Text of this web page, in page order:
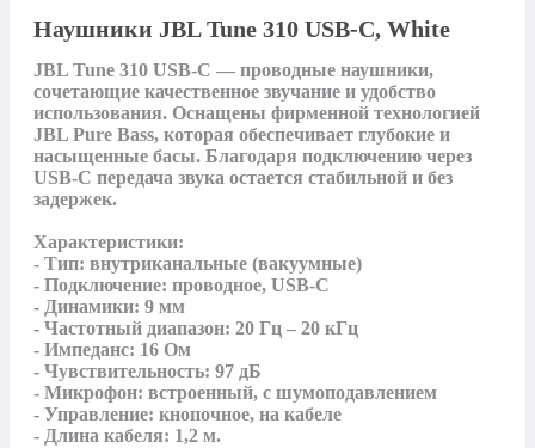
Наушники JBL Tune 310 USB-C, White
JBL Tune 310 USB-C — проводные наушники,
сочетающие качественное звучание и удобство
использования. Оснащены фирменной технологией
JBL Pure Bass, которая обеспечивает глубокие и
насыщенные басы. Благодаря подключению через
USB-C передача звука остается стабильной и без
задержек.
Характеристики:
- Тип: внутриканальные (вакуумные)
- Подключение: проводное, USB-C
- Динамики: 9 мм
- Частотный диапазон: 20 Гц – 20 кГц
- Импеданс: 16 Ом
- Чувствительность: 97 дБ
- Микрофон: встроенный, с шумоподавлением
- Управление: кнопочное, на кабеле
- Длина кабеля: 1,2 м.